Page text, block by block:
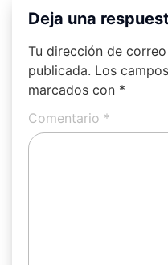
Deja una
Tu dirección de
publicada. Los
marcados con *
Comentario *